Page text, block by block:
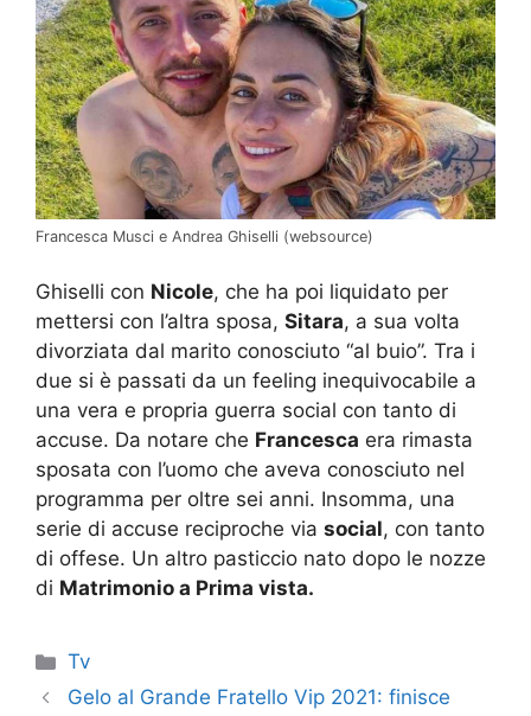
Francesca Musci e Andrea Ghiselli (websource)
Ghiselli con Nicole, che ha poi liquidato per
mettersi con l’altra sposa, Sitara, a sua volta
divorziata dal marito conosciuto “al buio”. Tra i
due si è passati da un feeling inequivocabile a
una vera e propria guerra social con tanto di
accuse. Da notare che Francesca era rimasta
sposata con l’uomo che aveva conosciuto nel
programma per oltre sei anni. Insomma, una
serie di accuse reciproche via social, con tanto
di offese. Un altro pasticcio nato dopo le nozze
di Matrimonio a Prima vista.
Categorie
Tv
Gelo al Grande Fratello Vip 2021: finisce